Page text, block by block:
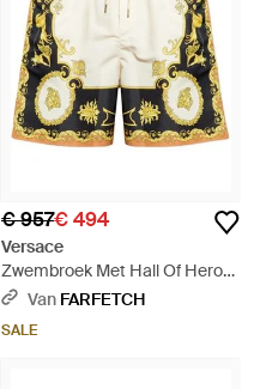
€ 957€ 494
Versace
Zwembroek Met Hall Of Heroes
Print - Naturel
Van FARFETCH
SALE